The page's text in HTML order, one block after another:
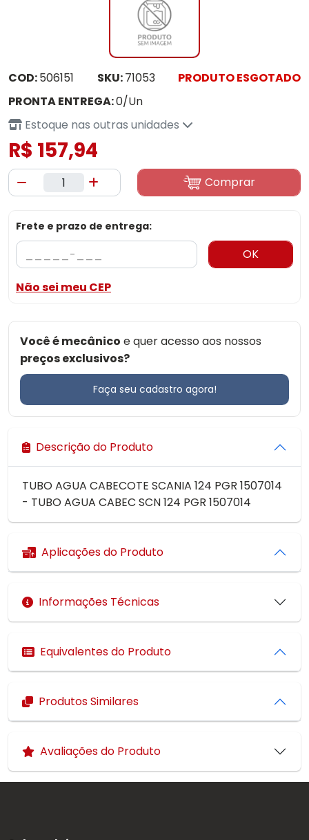
COD:506151 SKU:71053
PRODUTO ESGOTADO
PRONTA ENTREGA:0/Un
Estoque nas outras unidades
R$ 157,94
Comprar
Frete e prazo de entrega:
OK
Não sei meu CEP
Você é mecânico e quer acesso aos nossos
preços exclusivos?
Faça seu cadastro agora!
Descrição do Produto
TUBO AGUA CABECOTE SCANIA 124 PGR 1507014
- TUBO AGUA CABEC SCN 124 PGR 1507014
Aplicações do Produto
Informações Técnicas
Equivalentes do Produto
Produtos Similares
Avaliações do Produto